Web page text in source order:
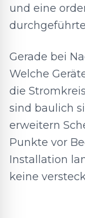
und eine
Gerade bei
Welche
die
sind baulich
erweitern
Punkte vor
Installation
keine